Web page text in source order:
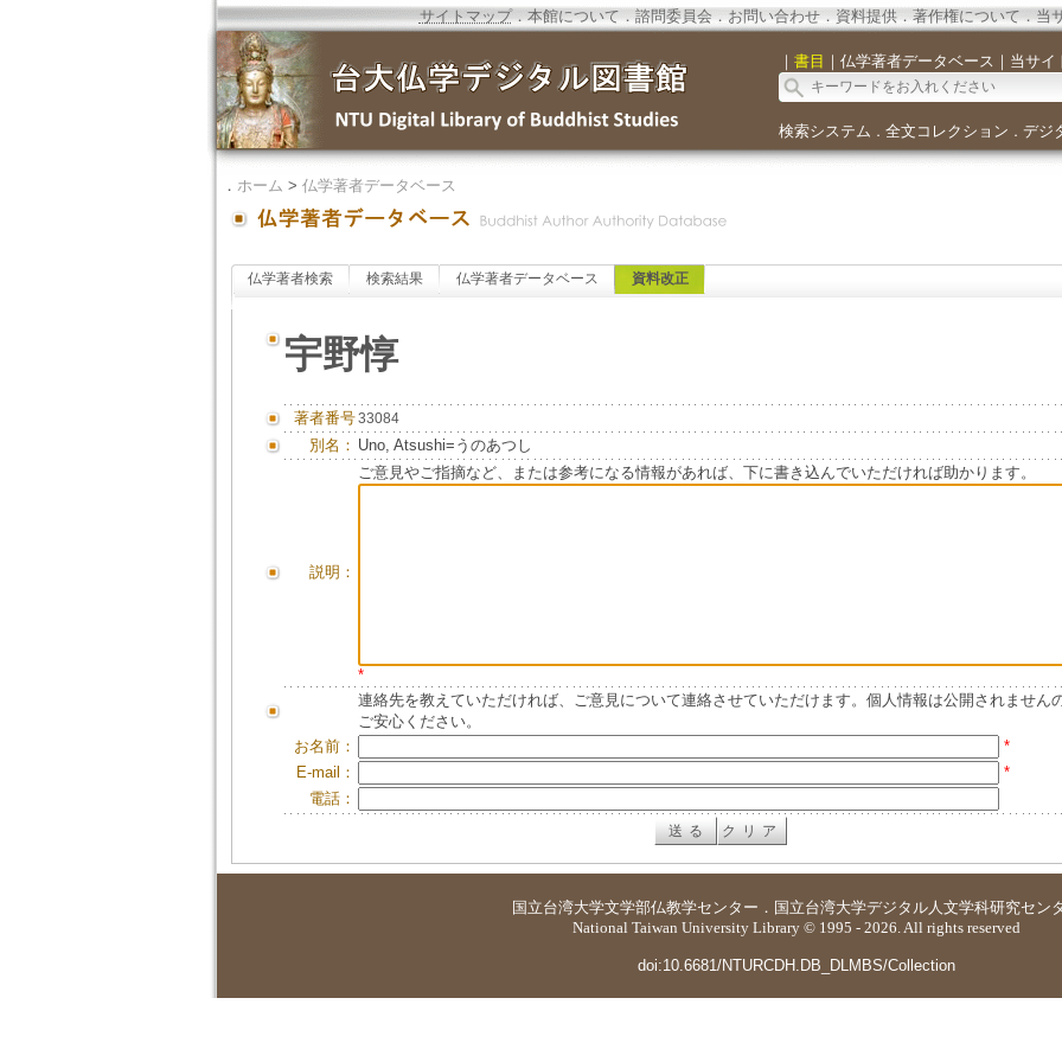
サイトマップ．本館について．諮問委員会． お問い合わせ． 資料提供．著作権について．当
｜ 書目 ｜ 仏学著者データベース ｜ 当サイ
検索システム ． 全文コレクション ． デジ
． ホーム > 仏学著者データベース
仏学著者検索 検索結果 仏学著者データベース 資料改正
宇野惇
著者番号33084
別名： Uno, Atsushi=うのあつし
説明：
ご意見やご指摘など、または参考になる情報があれば、下に書き込んでいただければ助かります。
*
連絡先を教えていただければ、ご意見について連絡させていただけます。個人情報は公開されません
ご安心ください。
お名前：
*
E-mail：
*
電話：
国立台湾大学文学部仏教学センター ． 国立台湾大学デジタル人文学科研究セン
National Taiwan University Library © 1995 - 2026. All rights reserved
doi:10.6681/NTURCDH.DB_DLMBS/Collection